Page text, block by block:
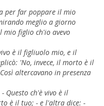
per far poppare il mio
meglio a giorno
mio figlio ch'io avevo
è il figliuolo mio, e il
'No, invece, il morto è il
altercavano in presenza
Questo ch'è vivo è il
è il tuo; - e l'altra dice: -